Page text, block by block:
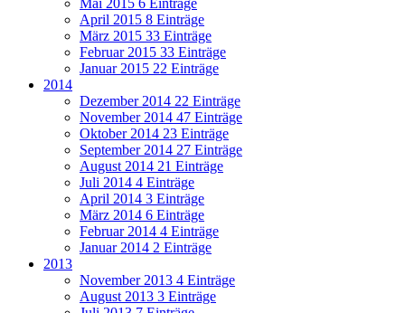
Mai 2015 6 Einträge
April 2015 8 Einträge
März 2015 33 Einträge
Februar 2015 33 Einträge
Januar 2015 22 Einträge
2014
Dezember 2014 22 Einträge
November 2014 47 Einträge
Oktober 2014 23 Einträge
September 2014 27 Einträge
August 2014 21 Einträge
Juli 2014 4 Einträge
April 2014 3 Einträge
März 2014 6 Einträge
Februar 2014 4 Einträge
Januar 2014 2 Einträge
2013
November 2013 4 Einträge
August 2013 3 Einträge